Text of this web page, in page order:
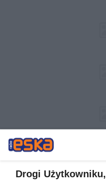
Drogi Użytkowniku,